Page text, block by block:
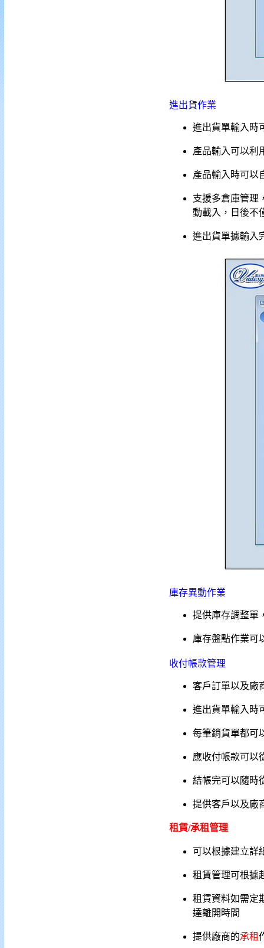
進出貨作業
進出貨單輸入時
產品輸入可以利
產品輸入時可以
支援多倉庫管理
動載入，日後不
進出貨單據輸入
庫存異動作業
提供庫存調整單
庫存盤點作業可
收付帳款管理
客戶訂單以及廠
進出貨單輸入時
每筆銷貨單都可
應收付帳款可以
結帳完可以隨時
提供客戶以及廠
租賃/承租管理
可以根據建立詳
租賃管理可根據
租賃資料如需定
達離開時間
提供廠商的承租